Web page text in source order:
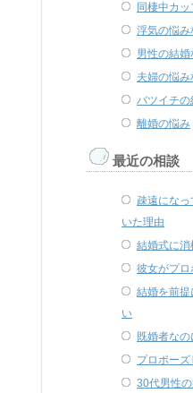
同棲中カ
浮気の悩み
男性の結婚
夫婦の悩み
バツイチの
離婚の悩み
最近の相談
疎遠にな
いた理由
結婚式に
彼女がプ
結婚を前
い
既婚者な
プロポー
30代男性